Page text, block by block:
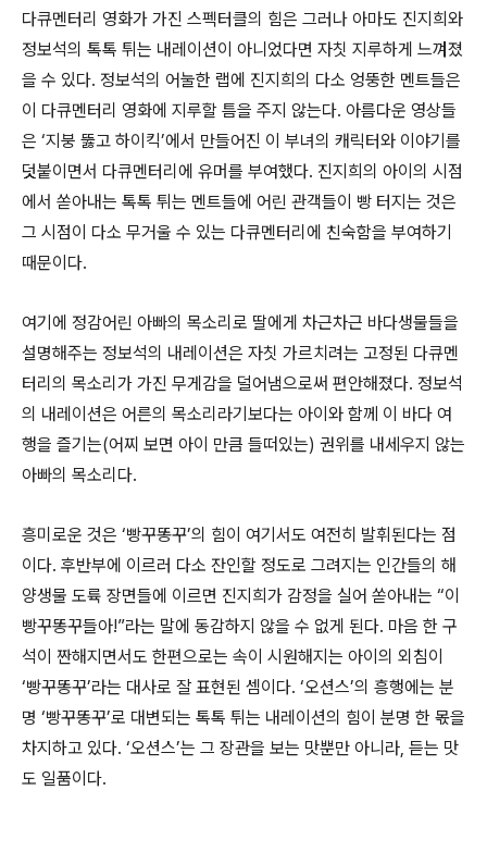
다큐멘터리 영화가 가진 스펙터클의 힘은 그러나 아마도 진지희와
정보석의 톡톡 튀는 내레이션이 아니었다면 자칫 지루하게 느껴졌
을 수 있다. 정보석의 어눌한 랩에 진지희의 다소 엉뚱한 멘트들은
이 다큐멘터리 영화에 지루할 틈을 주지 않는다. 아름다운 영상들
은 ‘지붕 뚫고 하이킥’에서 만들어진 이 부녀의 캐릭터와 이야기를
덧붙이면서 다큐멘터리에 유머를 부여했다. 진지희의 아이의 시점
에서 쏟아내는 톡톡 튀는 멘트들에 어린 관객들이 빵 터지는 것은
그 시점이 다소 무거울 수 있는 다큐멘터리에 친숙함을 부여하기
때문이다.
여기에 정감어린 아빠의 목소리로 딸에게 차근차근 바다생물들을
설명해주는 정보석의 내레이션은 자칫 가르치려는 고정된 다큐멘
터리의 목소리가 가진 무게감을 덜어냄으로써 편안해졌다. 정보석
의 내레이션은 어른의 목소리라기보다는 아이와 함께 이 바다 여
행을 즐기는(어찌 보면 아이 만큼 들떠있는) 권위를 내세우지 않는
아빠의 목소리다.
흥미로운 것은 ‘빵꾸똥꾸’의 힘이 여기서도 여전히 발휘된다는 점
이다. 후반부에 이르러 다소 잔인할 정도로 그려지는 인간들의 해
양생물 도륙 장면들에 이르면 진지희가 감정을 실어 쏟아내는 “이
빵꾸똥꾸들아!”라는 말에 동감하지 않을 수 없게 된다. 마음 한 구
석이 짠해지면서도 한편으로는 속이 시원해지는 아이의 외침이
‘빵꾸똥꾸’라는 대사로 잘 표현된 셈이다. ‘오션스’의 흥행에는 분
명 ‘빵꾸똥꾸’로 대변되는 톡톡 튀는 내레이션의 힘이 분명 한 몫을
차지하고 있다. ‘오션스’는 그 장관을 보는 맛뿐만 아니라, 듣는 맛
도 일품이다.